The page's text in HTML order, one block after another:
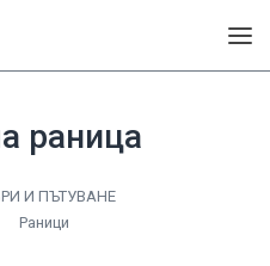
раница
И ПЪТУВАНЕ
Раници